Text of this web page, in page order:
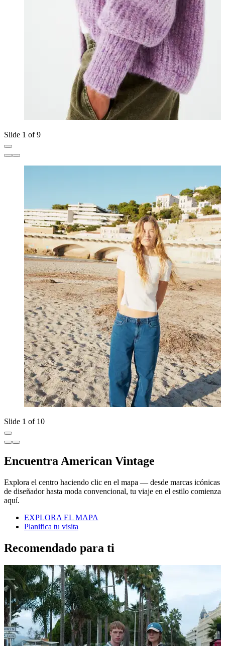
Slide 1 of 9
Slide 1 of 10
Encuentra American Vintage
Explora el centro haciendo clic en el mapa — desde marcas icónicas
de diseñador hasta moda convencional, tu viaje en el estilo comienza
aquí.
EXPLORA EL MAPA
Planifica tu visita
Recomendado para ti